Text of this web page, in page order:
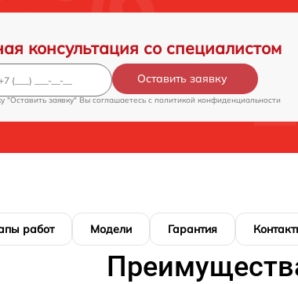
консультация со специалистом
Оставить заявку
"Оставить заявку" Вы соглашаетесь c политикой конфиденциальности
работ Модели Гарантия